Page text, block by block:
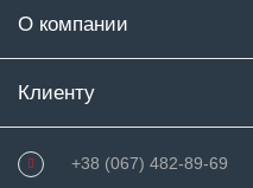
О компании
Клиенту
+38 (067) 482-89-69